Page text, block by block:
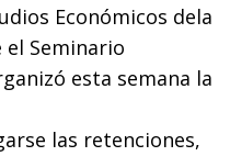
Económicos dela
el Seminario
esta semana la
las retenciones,